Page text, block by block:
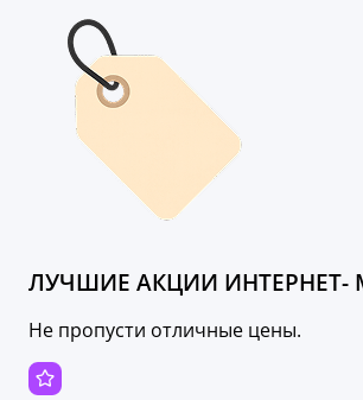
ЛУЧШИЕ АКЦИИ ИНТЕРНЕТ-
Не пропусти отличные цены.